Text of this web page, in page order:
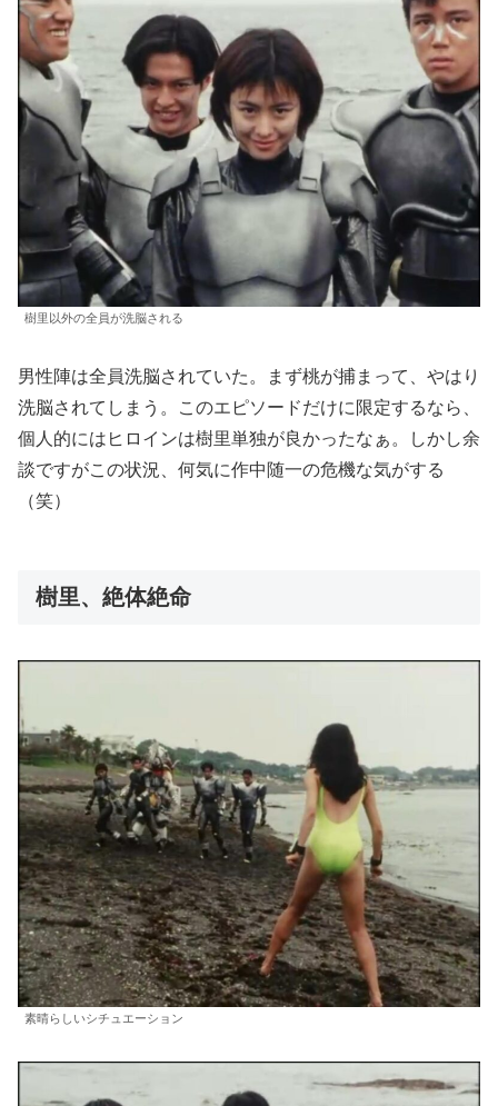
樹里以外の全員が洗脳される
男性陣は全員洗脳されていた。まず桃が捕まって、やはり
洗脳されてしまう。このエピソードだけに限定するなら、
個人的にはヒロインは樹里単独が良かったなぁ。しかし余
談ですがこの状況、何気に作中随一の危機な気がする
（笑）
樹里、絶体絶命
素晴らしいシチュエーション